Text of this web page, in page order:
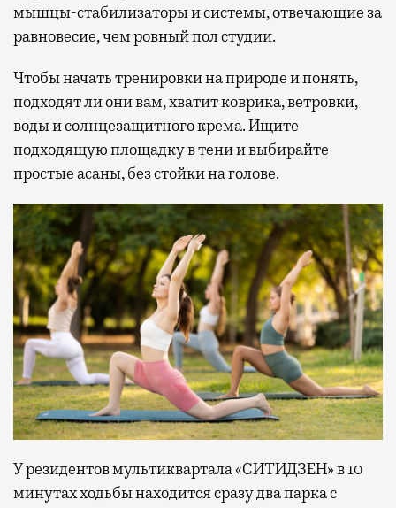
мышцы-стабилизаторы и системы, отвечающие за
равновесие, чем ровный пол студии.
Чтобы начать тренировки на природе и понять,
подходят ли они вам, хватит коврика, ветровки,
воды и солнцезащитного крема. Ищите
подходящую площадку в тени и выбирайте
простые асаны, без стойки на голове.
У резидентов мультиквартала «СИТИДЗЕН» в 10
минутах ходьбы находится сразу два парка с